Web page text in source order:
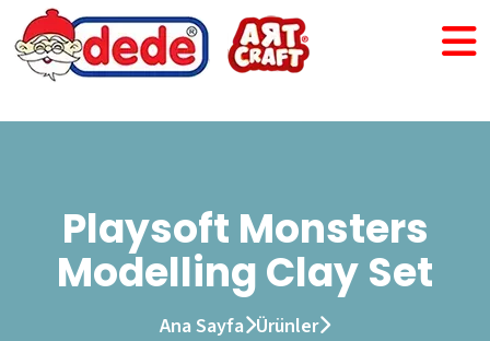
Playsoft Monsters
Modelling Clay Set
Ana Sayfa Ürünler